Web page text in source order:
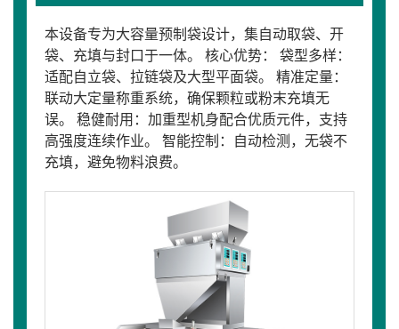
本设备专为大容量预制袋设计，集自动取袋、开
袋、充填与封口于一体。 核心优势： 袋型多样：
适配自立袋、拉链袋及大型平面袋。 精准定量：
联动大定量称重系统，确保颗粒或粉末充填无
误。 稳健耐用：加重型机身配合优质元件，支持
高强度连续作业。 智能控制：自动检测，无袋不
充填，避免物料浪费。